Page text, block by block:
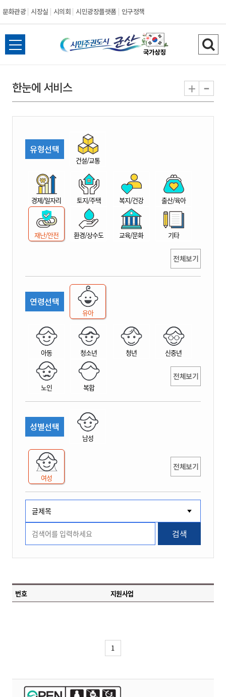
문화관광 시장실 시의회 시민광장플랫폼 인구정책
시
민
권
시
산
전
체
뉴
열
검
색
기
한눈에 서비스 + -
유형선택
건설/교통
경제/일자리 토지/주택 복지/건강 출산/육아
재난/안전 환경/상수도 교육/문화 기타
전체보기
연령선택
유아
아동 청소년 청년 신중년
노인 복합
전체보기
성별선택
남성
여성
전체보기
검색
번호 지원사업
1